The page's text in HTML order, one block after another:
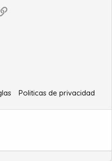
Politicas de privacidad